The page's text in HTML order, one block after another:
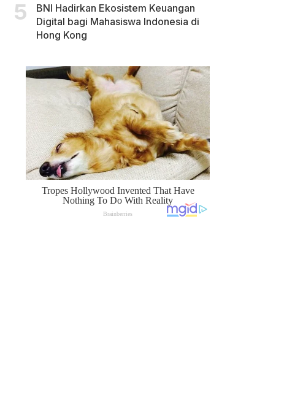
BNI Hadirkan Ekosistem Keuangan
Digital bagi Mahasiswa Indonesia di
Hong Kong